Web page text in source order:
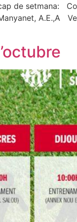
de setmana:
A.E.,A